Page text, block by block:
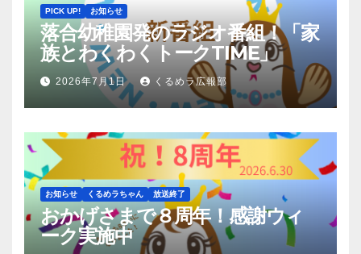
PICK UP! お知らせ
落合幼稚園発のラジオ番組！「家
族とわくわくトークTIME」
2026年7月1日 くるめラ広報部
お知らせ くるめラちゃん 放送終了
おかげさまで８周年！感謝ウィ
ーク実施中